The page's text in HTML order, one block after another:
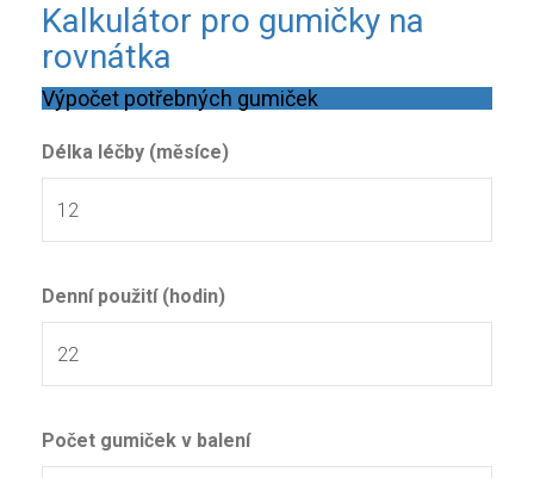
Kalkulátor pro gumičky na
rovnátka
Výpočet potřebných gumiček
Délka léčby (měsíce)
Denní použití (hodin)
Počet gumiček v balení